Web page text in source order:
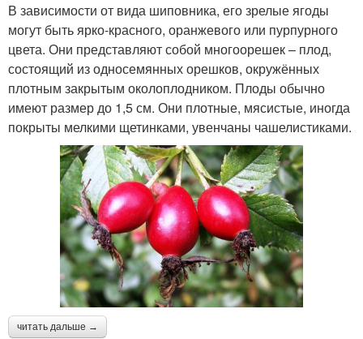
В зависимости от вида шиповника, его зрелые ягоды
могут быть ярко-красного, оранжевого или пурпурного
цвета. Они представляют собой многоорешек – плод,
состоящий из односемянных орешков, окружённых
плотным закрытым околоплодником. Плоды обычно
имеют размер до 1,5 см. Они плотные, мясистые, иногда
покрыты мелкими щетинками, увенчаны чашелистиками.
читать дальше →